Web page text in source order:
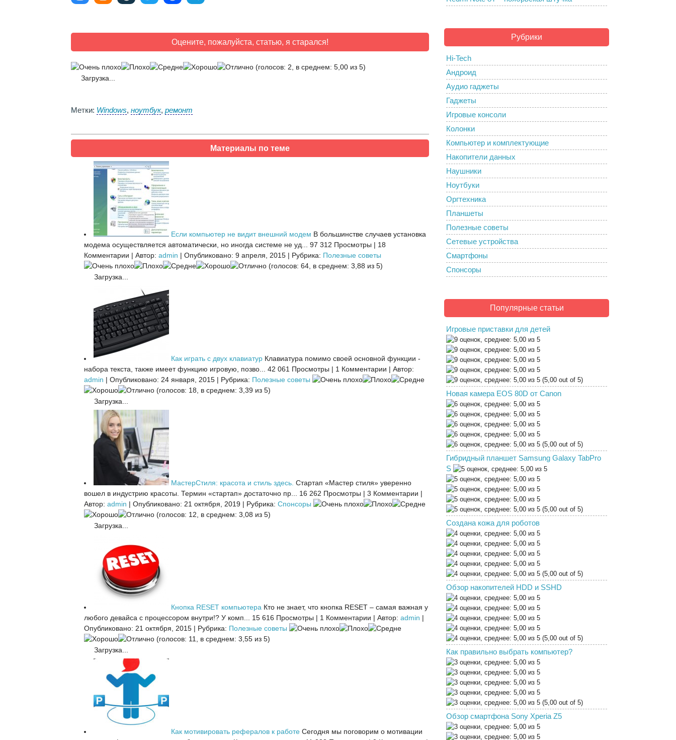
Оцените, пожалуйста, статью, я старался!
(голосов: 2, в среднем: 5,00 из 5)
Загрузка...
Метки: Windows, ноутбук, ремонт
Материалы по теме
Если компьютер не видит внешний модем В большинстве случаев установка
модема осуществляется автоматически, но иногда системе не уд...
97 312 Просмотры | 18
Комментарии | Автор: admin | Опубликовано: 9 апреля, 2015 | Рубрика: Полезные советы
(голосов: 64, в среднем: 3,88 из 5)
Загрузка...
Как играть с двух клавиатур Клавиатура помимо своей основной функции -
набора текста, также имеет функцию игровую, позво...
42 061 Просмотры | 1 Комментарии | Автор:
admin | Опубликовано: 24 января, 2015 | Рубрика: Полезные советы
(голосов: 18, в среднем: 3,39 из 5)
Загрузка...
МастерСтиля: красота и стиль здесь. Стартап «Мастер стиля» уверенно
вошел в индустрию красоты. Термин «стартап» достаточно пр...
16 262 Просмотры | 3 Комментарии |
Автор: admin | Опубликовано: 21 октября, 2019 | Рубрика: Спонсоры
(голосов: 12, в среднем: 3,08 из 5)
Загрузка...
Кнопка RESET компьютера Кто не знает, что кнопка RESET – самая важная у
любого девайса с процессором внутри!? У комп...
15 616 Просмотры | 1 Комментарии | Автор: admin |
Опубликовано: 21 октября, 2015 | Рубрика: Полезные советы
(голосов: 11, в среднем: 3,55 из 5)
Загрузка...
Как мотивировать рефералов к работе Сегодня мы поговорим о мотивации
Рубрики
Hi-Tech
Андроид
Аудио гаджеты
Гаджеты
Игровые консоли
Колонки
Компьютер и комплектующие
Накопители данных
Наушники
Ноутбуки
Оргтехника
Планшеты
Полезные советы
Сетевые устройства
Смартфоны
Спонсоры
Популярные статьи
Игровые приставки для детей
(5,00 out of 5)
Новая камера EOS 80D от Canon
(5,00 out of 5)
Гибридный планшет Samsung Galaxy TabPro
S
(5,00 out of 5)
Создана кожа для роботов
(5,00 out of 5)
Обзор накопителей HDD и SSHD
(5,00 out of 5)
Как правильно выбрать компьютер?
(5,00 out of 5)
Обзор смартфона Sony Xperia Z5